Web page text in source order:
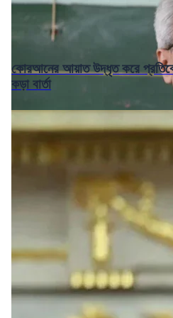
কোরআনের আয়াত উদ্ধৃত করে
কড়া বার্তা